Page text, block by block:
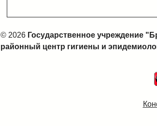
© 2026 Государственное учреждение
районный центр гигиены и